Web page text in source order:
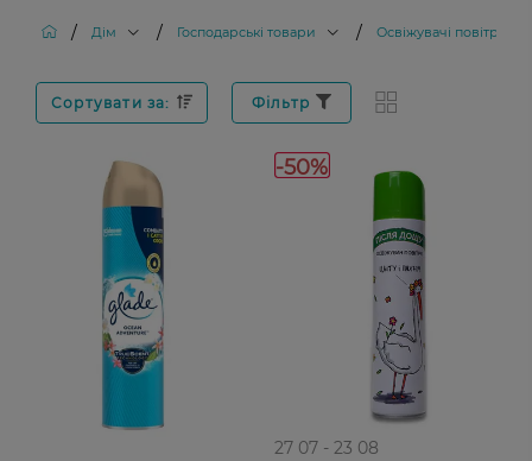
/ Дім / Господарські товари / Освіжувачі повітря
Сортувати за: Фільтр
-50%
27 07 - 23 08